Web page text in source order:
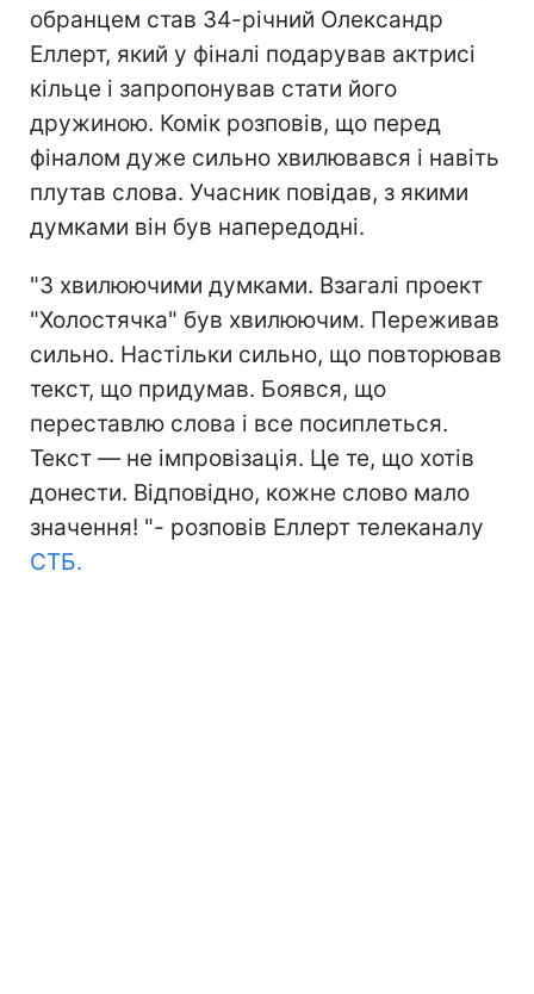
обранцем став 34-річний Олександр
Еллерт, який у фіналі подарував актрисі
кільце і запропонував стати його
дружиною. Комік розповів, що перед
фіналом дуже сильно хвилювався і навіть
плутав слова. Учасник повідав, з якими
думками він був напередодні.
"З хвилюючими думками. Взагалі проект
"Холостячка" був хвилюючим. Переживав
сильно. Настільки сильно, що повторював
текст, що придумав. Боявся, що
переставлю слова і все посиплеться.
Текст — не імпровізація. Це те, що хотів
донести. Відповідно, кожне слово мало
значення! "- розповів Еллерт телеканалу
СТБ.